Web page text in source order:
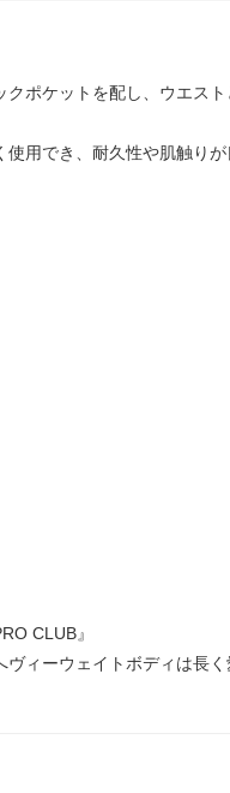
ポケットを配し、ウエス
用でき、耐久性や肌触りが
CLUB』
ィーウェイトボディは長